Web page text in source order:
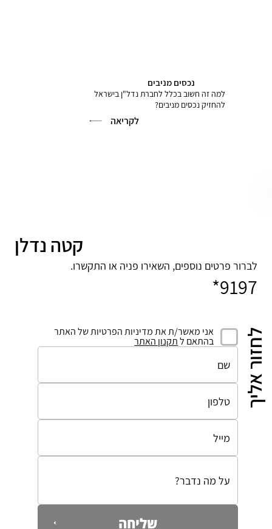
למה זה חשוב בכלל לחברת נדל"ן בישראל
להחזיק נכסים מניבים?
נכסים מניבים
לקריאה
קטה נדלן
לברור פרטים נוספים, השאירו פניה או התקשרו.
9197*
שליחה
אני מאשר/ת את מדיניות הפרטיות של האתר
בהתאם לתקנון האתר לחזור אליך